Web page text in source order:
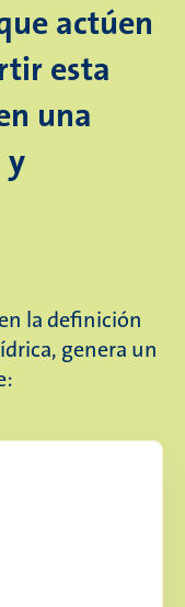
actúen
esta
una
y
la definición
genera un